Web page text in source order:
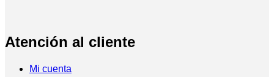
Atención al cliente
Mi cuenta